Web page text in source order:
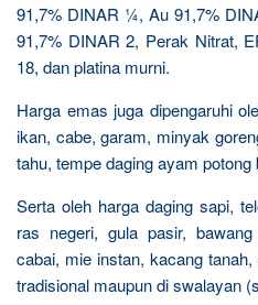
91,7% DINAR ¼, Au 91,7%
91,7% DINAR 2, Perak Nitrat,
18, dan platina murni.
Harga emas juga dipengaruhi
ikan, cabe, garam, minyak
tahu, tempe daging ayam potong
Serta oleh harga daging sapi,
ras negeri, gula pasir,
cabai, mie instan, kacang
tradisional maupun di swalayan